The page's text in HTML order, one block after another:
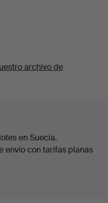
archivo de
en Suecia.
envío con tarifas planas